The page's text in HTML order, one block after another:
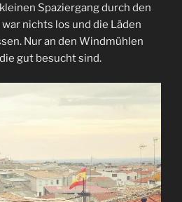
Spaziergang durch den
nichts los und die Läden
Nur an den Windmühlen
gut besucht sind.